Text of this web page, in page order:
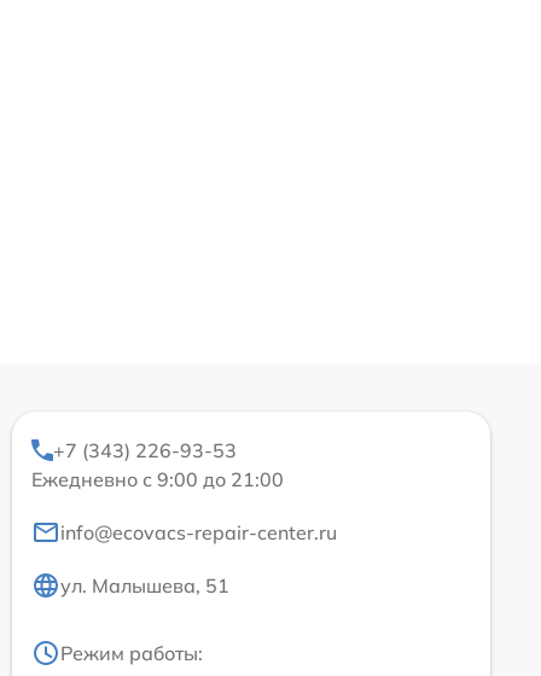
+7 (343) 226-93-53
Ежедневно с 9:00 до 21:00
info@ecovacs-repair-center.ru
ул. Малышева, 51
Режим работы: